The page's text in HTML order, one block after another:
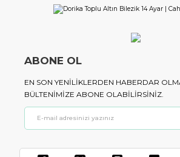
ABONE OL
EN SON YENILIKLERDEN HABERDAR
BÜLTENIMIZE ABONE OLABILIRSINIZ.